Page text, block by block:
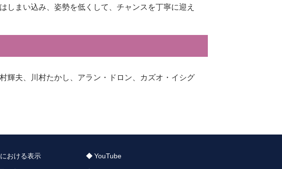
しまい込み、姿勢を低くして、チャンスを丁寧に迎え
輝夫、川村たかし、アラン・ドロン、カズオ・イシグ
おける表示 YouTube